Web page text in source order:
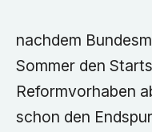
nachdem
Sommer den
Reformvorhaben
schon den